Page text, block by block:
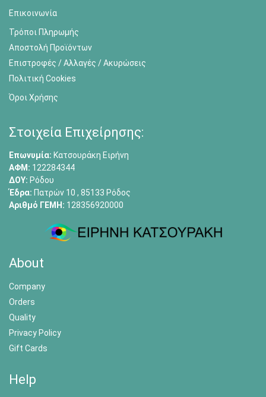
Επικοινωνία
Τρόποι Πληρωμής
Αποστολή Προϊόντων
Επιστροφές / Αλλαγές / Ακυρώσεις
Πολιτική Cookies
Όροι Χρήσης
Στοιχεία Επιχείρησης:
Επωνυμία: Κατσουράκη Ειρήνη
ΑΦΜ: 122284344
ΔΟΥ: Ρόδου
Έδρα: Πατρών 10 , 85133 Ρόδος
Αριθμό ΓΕΜΗ: 128356920000
About
Company
Orders
Quality
Privacy Policy
Gift Cards
Help